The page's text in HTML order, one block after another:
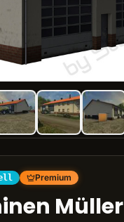
Premium
Müller